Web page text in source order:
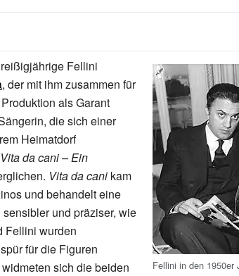
Fellini in den 1950er
Fellini
, der mit ihm zusammen für
als Garant
die sich einer
Heimatdorf
Vita da cani – Ein
Vita da cani kam
und behandelt eine
und präziser, wie
Fellini wurden
für die Figuren
sich die beiden